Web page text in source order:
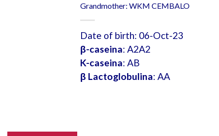
Grandmother: WKM CEMBALO
Date of birth: 06-Oct-23
β-caseina: A2A2
K-caseina: AB
β Lactoglobulina: AA